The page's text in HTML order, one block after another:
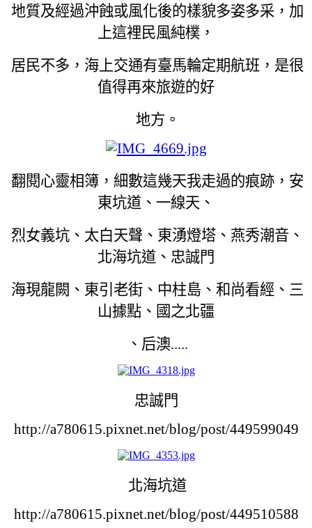
地質及經過沖蝕或風化後的樣貌多姿多采，加
上這裡民風純樸，
居民不多，海上交通有臺馬輪定期航班，是很
值得再來旅遊的好
地方。
翻閱心靈相簿，細數這幾天我走過的痕跡，安
東坑道、一線天、
烈女義坑、太白天聲、東湧燈塔、燕秀潮音、
北海坑道、忠誠門
海現龍闕、東引老街、中柱島、和尚看經、三
山據點、國之北疆
、后澳.....
忠誠門
http://a780615.pixnet.net/blog/post/449599049
北海坑道
http://a780615.pixnet.net/blog/post/449510588